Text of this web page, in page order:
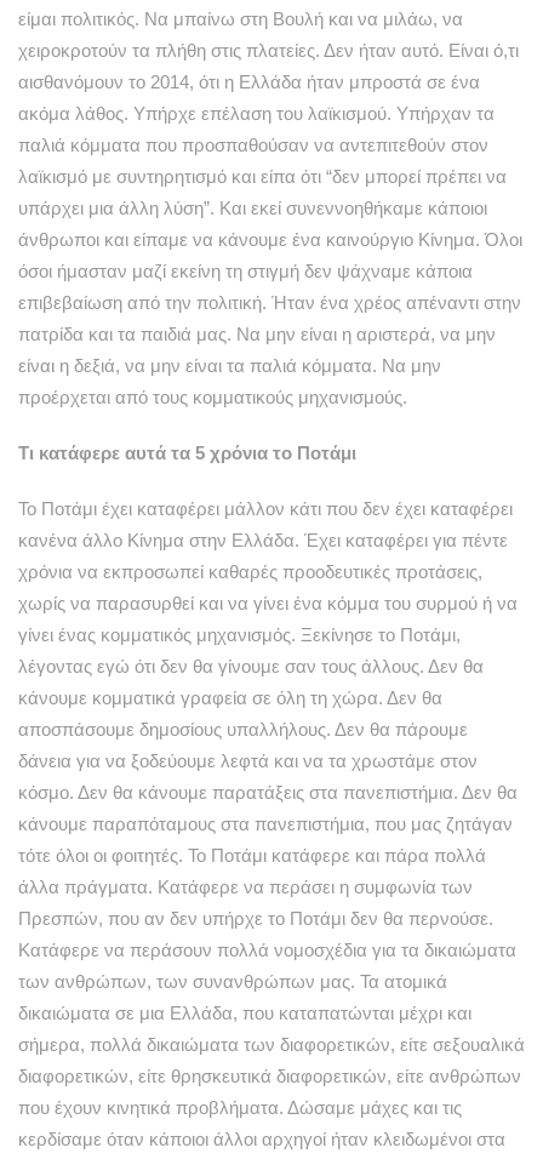
είμαι πολιτικός. Να μπαίνω στη Βουλή και να μιλάω, να
χειροκροτούν τα πλήθη στις πλατείες. Δεν ήταν αυτό. Είναι ό,τι
αισθανόμουν το 2014, ότι η Ελλάδα ήταν μπροστά σε ένα
ακόμα λάθος. Υπήρχε επέλαση του λαϊκισμού. Υπήρχαν τα
παλιά κόμματα που προσπαθούσαν να αντεπιτεθούν στον
λαϊκισμό με συντηρητισμό και είπα ότι “δεν μπορεί πρέπει να
υπάρχει μια άλλη λύση”. Και εκεί συνεννοηθήκαμε κάποιοι
άνθρωποι και είπαμε να κάνουμε ένα καινούργιο Κίνημα. Όλοι
όσοι ήμασταν μαζί εκείνη τη στιγμή δεν ψάχναμε κάποια
επιβεβαίωση από την πολιτική. Ήταν ένα χρέος απέναντι στην
πατρίδα και τα παιδιά μας. Να μην είναι η αριστερά, να μην
είναι η δεξιά, να μην είναι τα παλιά κόμματα. Να μην
προέρχεται από τους κομματικούς μηχανισμούς.
Tι κατάφερε αυτά τα 5 χρόνια το Ποτάμι
Το Ποτάμι έχει καταφέρει μάλλον κάτι που δεν έχει καταφέρει
κανένα άλλο Κίνημα στην Ελλάδα. Έχει καταφέρει για πέντε
χρόνια να εκπροσωπεί καθαρές προοδευτικές προτάσεις,
χωρίς να παρασυρθεί και να γίνει ένα κόμμα του συρμού ή να
γίνει ένας κομματικός μηχανισμός. Ξεκίνησε το Ποτάμι,
λέγοντας εγώ ότι δεν θα γίνουμε σαν τους άλλους. Δεν θα
κάνουμε κομματικά γραφεία σε όλη τη χώρα. Δεν θα
αποσπάσουμε δημοσίους υπαλλήλους. Δεν θα πάρουμε
δάνεια για να ξοδεύουμε λεφτά και να τα χρωστάμε στον
κόσμο. Δεν θα κάνουμε παρατάξεις στα πανεπιστήμια. Δεν θα
κάνουμε παραπόταμους στα πανεπιστήμια, που μας ζητάγαν
τότε όλοι οι φοιτητές. Το Ποτάμι κατάφερε και πάρα πολλά
άλλα πράγματα. Κατάφερε να περάσει η συμφωνία των
Πρεσπών, που αν δεν υπήρχε το Ποτάμι δεν θα περνούσε.
Κατάφερε να περάσουν πολλά νομοσχέδια για τα δικαιώματα
των ανθρώπων, των συνανθρώπων μας. Τα ατομικά
δικαιώματα σε μια Ελλάδα, που καταπατώνται μέχρι και
σήμερα, πολλά δικαιώματα των διαφορετικών, είτε σεξουαλικά
διαφορετικών, είτε θρησκευτικά διαφορετικών, είτε ανθρώπων
που έχουν κινητικά προβλήματα. Δώσαμε μάχες και τις
κερδίσαμε όταν κάποιοι άλλοι αρχηγοί ήταν κλειδωμένοι στα